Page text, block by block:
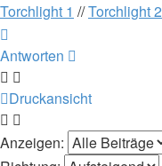
Torchlight 1 //Torchlight 2
oben
Antworten
Druckansicht
Anzeigen: